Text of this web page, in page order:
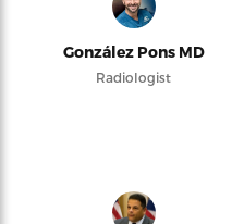
González Pons MD
Radiologist